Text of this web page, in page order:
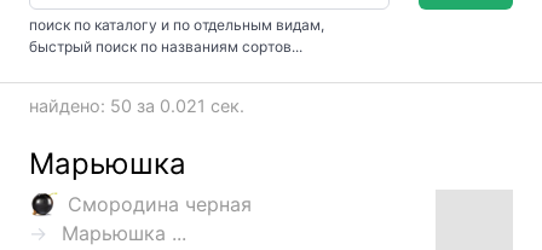
поиск по каталогу и по отдельным видам,
быстрый поиск по названиям сортов...
найдено: 50 за 0.021 сек.
Марьюшка
Смородина черная
Марьюшка ...